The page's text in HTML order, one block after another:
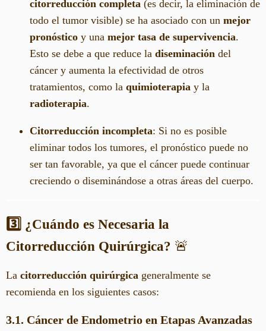
citorreducción completa (es decir, la eliminación de
todo el tumor visible) se ha asociado con un mejor
pronóstico y una mejor tasa de supervivencia.
Esto se debe a que reduce la diseminación del
cáncer y aumenta la efectividad de otros
tratamientos, como la quimioterapia y la
radioterapia.
Citorreducción incompleta: Si no es posible
eliminar todos los tumores, el pronóstico puede no
ser tan favorable, ya que el cáncer puede continuar
creciendo o diseminándose a otras áreas del cuerpo.
3️⃣ ¿Cuándo es Necesaria la
Citorreducción Quirúrgica? 🚨
La citorreducción quirúrgica generalmente se
recomienda en los siguientes casos:
3.1. Cáncer de Endometrio en Etapas Avanzadas